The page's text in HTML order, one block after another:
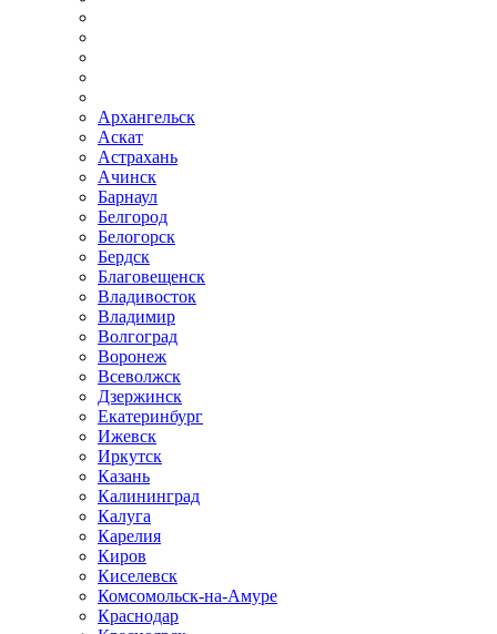
Архангельск
Аскат
Астрахань
Ачинск
Барнаул
Белгород
Белогорск
Бердск
Благовещенск
Владивосток
Владимир
Волгоград
Воронеж
Всеволжск
Дзержинск
Екатеринбург
Ижевск
Иркутск
Казань
Калининград
Калуга
Карелия
Киров
Киселевск
Комсомольск-на-Амуре
Краснодар